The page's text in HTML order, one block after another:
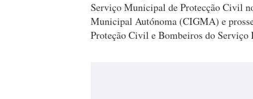
Serviço Municipal de Protecção Civil
Municipal Autónoma (CIGMA) e
Proteção Civil e Bombeiros do Serviço